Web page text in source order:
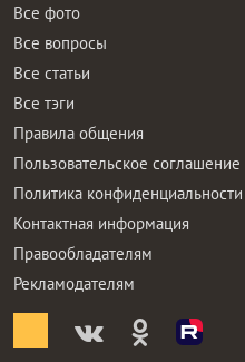
Все фото
Все вопросы
Все статьи
Все тэги
Правила общения
Пользовательское соглашение
Политика конфиденциальности
Контактная информация
Правообладателям
Рекламодателям